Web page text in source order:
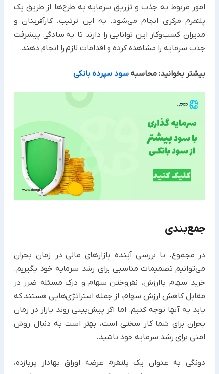
امور مربوط به جذب و تزریق سرمایه به طرح‌ها از طریق یک
پلتفرم مرکزی انجام می‌شود. به این ترتیب، کارآفرینان و
مدیران کسب‌وکار این توانایی را دارند تا به سادگی پیشرفت
جذب سرمایه را مشاهده کرده و اقدامات لازم را انجام دهند.
بیشتر بخوانید: محاسبه سود سپرده بانکی
جمع‌بندی
در مجموع، با بررسی آینده بازارهای مالی در زمان بحران
می‌توانیم تصمیمات مناسبی برای رشد سرمایه خود بگیریم.
خرید سهام باارزش، نفروختن سهام و درک مسئله ضرر در
مقابل کاهش ارزش سهام، از جمله استراتژی‌هایی هستند که
باید به آنها توجه کنیم. اما اگر پیش‌بینی روند بازار در زمان
بحران برای شما کار سختی است، بهتر است به دنبال روش
امنی برای رشد سرمایه خود باشید.
دونگی به عنوان یک پلتفرم عرضه اوراق بهادار پربازده،